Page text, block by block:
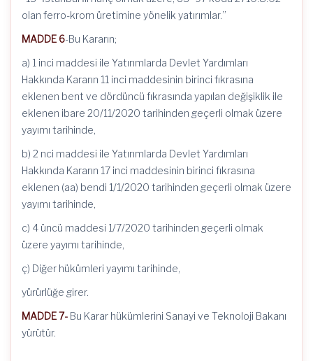
olan ferro-krom üretimine yönelik yatırımlar.”
MADDE 6-Bu Kararın;
a) 1 inci maddesi ile Yatırımlarda Devlet Yardımları
Hakkında Kararın 11 inci maddesinin birinci fıkrasına
eklenen bent ve dördüncü fıkrasında yapılan değişiklik ile
eklenen ibare 20/11/2020 tarihinden geçerli olmak üzere
yayımı tarihinde,
b) 2 nci maddesi ile Yatırımlarda Devlet Yardımları
Hakkında Kararın 17 inci maddesinin birinci fıkrasına
eklenen (aa) bendi 1/1/2020 tarihinden geçerli olmak üzere
yayımı tarihinde,
c) 4 üncü maddesi 1/7/2020 tarihinden geçerli olmak
üzere yayımı tarihinde,
ç) Diğer hükümleri yayımı tarihinde,
yürürlüğe girer.
MADDE 7- Bu Karar hükümlerini Sanayi ve Teknoloji Bakanı
yürütür.